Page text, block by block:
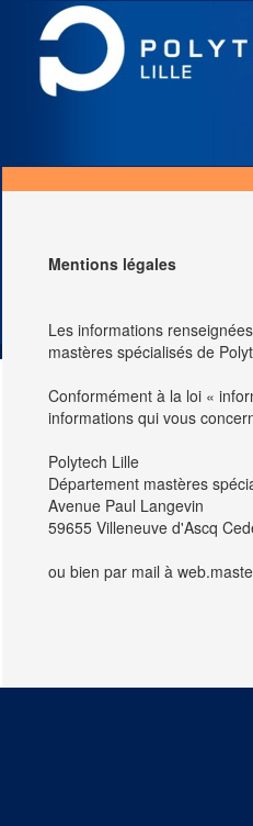
Mentions légales
Les informations
mastères spécialisés de
Conformément à la loi «
informations qui vous
Polytech Lille
Département mastères
Avenue Paul Langevin
59655 Villeneuve d'Ascq
ou bien par mail à